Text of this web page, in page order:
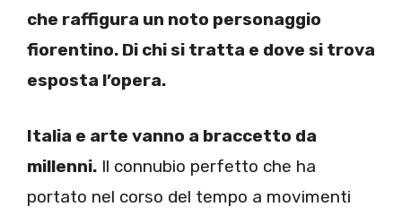
che raffigura un noto personaggio
fiorentino. Di chi si tratta e dove si trova
esposta l’opera.
Italia e arte vanno a braccetto da
millenni. Il connubio perfetto che ha
portato nel corso del tempo a movimenti